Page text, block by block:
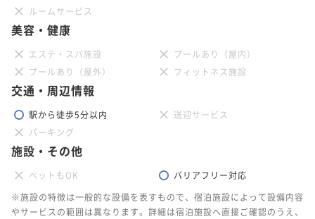
ルームサービス
美容・健康
エステ・スパ施設
プールあり（屋内）
プールあり（屋外）
フィットネス施設
交通・周辺情報
駅から徒歩5分以内
送迎サービス
パーキング
施設・その他
ペットもOK
バリアフリー対応
※施設の特徴は一般的な設備を表すもので、宿泊施設によって設備内容
やサービスの範囲は異なります。詳細は宿泊施設へ直接ご確認のうえ、